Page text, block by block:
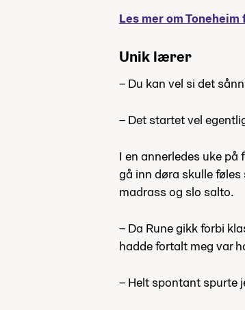
Les mer om
Unik lærer
– Du kan vel si det
– Det startet vel
I en annerledes uke
gå inn døra skulle
madrass og slo salto.
– Da Rune gikk forbi
hadde fortalt meg var
– Helt spontant spurte